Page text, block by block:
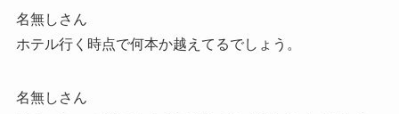
名無しさん
ホテル行く時点で何本か越えてるでしょう。
名無しさん